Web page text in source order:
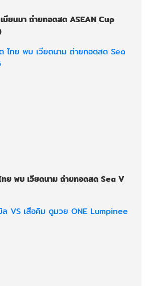
ยนมา ถ่ายทอดสด ASEAN Cup
ย พบ เวียดนาม ถ่ายทอดสด Sea V